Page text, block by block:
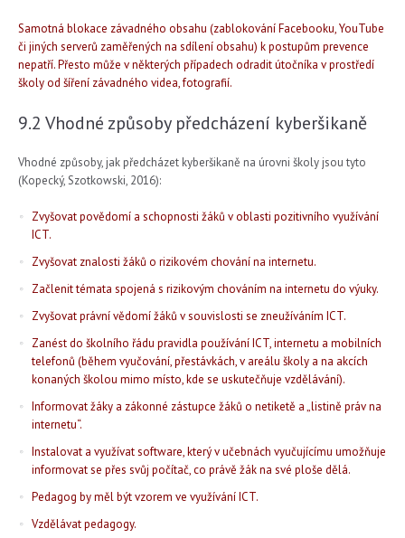
Samotná blokace závadného obsahu (zablokování Facebooku, YouTube
či jiných serverů zaměřených na sdílení obsahu) k postupům prevence
nepatří. Přesto může v některých případech odradit útočníka v prostředí
školy od šíření závadného videa, fotografií.
9.2 Vhodné způsoby předcházení kyberšikaně
Vhodné způsoby, jak předcházet kyberšikaně na úrovni školy jsou tyto
(Kopecký, Szotkowski, 2016):
Zvyšovat povědomí a schopnosti žáků v oblasti pozitivního využívání
ICT.
Zvyšovat znalosti žáků o rizikovém chování na internetu.
Začlenit témata spojená s rizikovým chováním na internetu do výuky.
Zvyšovat právní vědomí žáků v souvislosti se zneužíváním ICT.
Zanést do školního řádu pravidla používání ICT, internetu a mobilních
telefonů (během vyučování, přestávkách, v areálu školy a na akcích
konaných školou mimo místo, kde se uskutečňuje vzdělávání).
Informovat žáky a zákonné zástupce žáků o netiketě a „listině práv na
internetu“.
Instalovat a využívat software, který v učebnách vyučujícímu umožňuje
informovat se přes svůj počítač, co právě žák na své ploše dělá.
Pedagog by měl být vzorem ve využívání ICT.
Vzdělávat pedagogy.